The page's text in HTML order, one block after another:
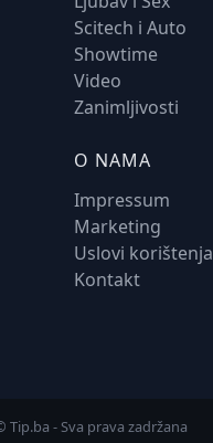
Scitech i Auto
Showtime
Video
Zanimljivosti
O NAMA
Impressum
Marketing
Uslovi korištenja
Kontakt
Tip.ba - Sva prava zadržana